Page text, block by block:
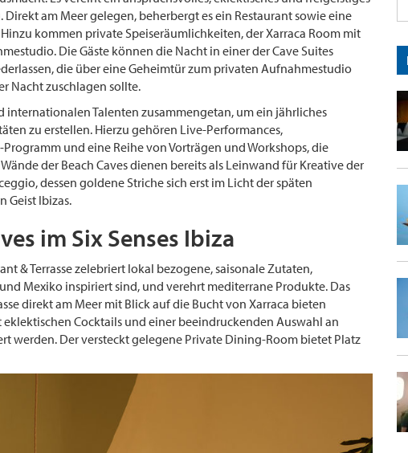
am Meer gelegen, beherbergt es ein Restaurant sowie eine
kommen private Speiseräumlichkeiten, der Xarraca Room mit
Die Gäste können die Nacht in einer der Cave Suites
die über eine Geheimtür zum privaten Aufnahmestudio
Nacht zuschlagen sollte.
internationalen Talenten zusammengetan, um ein jährliches
zu erstellen. Hierzu gehören Live-Performances,
und eine Reihe von Vorträgen und Workshops, die
der Beach Caves dienen bereits als Leinwand für Kreative der
dessen goldene Striche sich erst im Licht der späten
Geist Ibizas.
im Six Senses Ibiza
& Terrasse zelebriert lokal bezogene, saisonale Zutaten,
Mexiko inspiriert sind, und verehrt mediterrane Produkte. Das
direkt am Meer mit Blick auf die Bucht von Xarraca bieten
Cocktails und einer beeindruckenden Auswahl an
werden. Der versteckt gelegene Private Dining-Room bietet Platz